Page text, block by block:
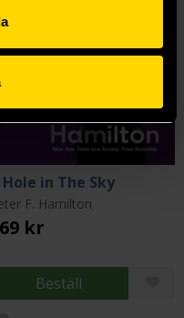
Hole in The Sky
F. Hamilton
kr
Beställ